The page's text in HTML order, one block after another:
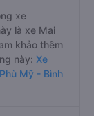
xe
là xe Mai
khảo thêm
này: Xe
Mỹ - Bình